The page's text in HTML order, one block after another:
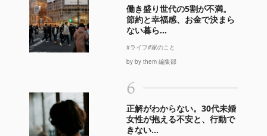
働き盛り世代の5割が不満。
節約と幸福感、お金で決まら
ない暮ら...
#ライフ#家のこと
by by them 編集部
6
正解がわからない。30代未婚
女性が抱える不安と、行動で
きない...